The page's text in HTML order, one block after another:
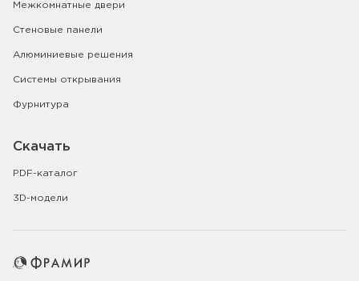
Межкомнатные двери
Стеновые панели
Алюминиевые решения
Системы открывания
Фурнитура
Скачать
PDF-каталог
3D-модели